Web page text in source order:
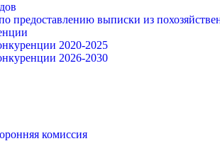
предоставлению выписки из
2020-2025
2026-2030
комиссия